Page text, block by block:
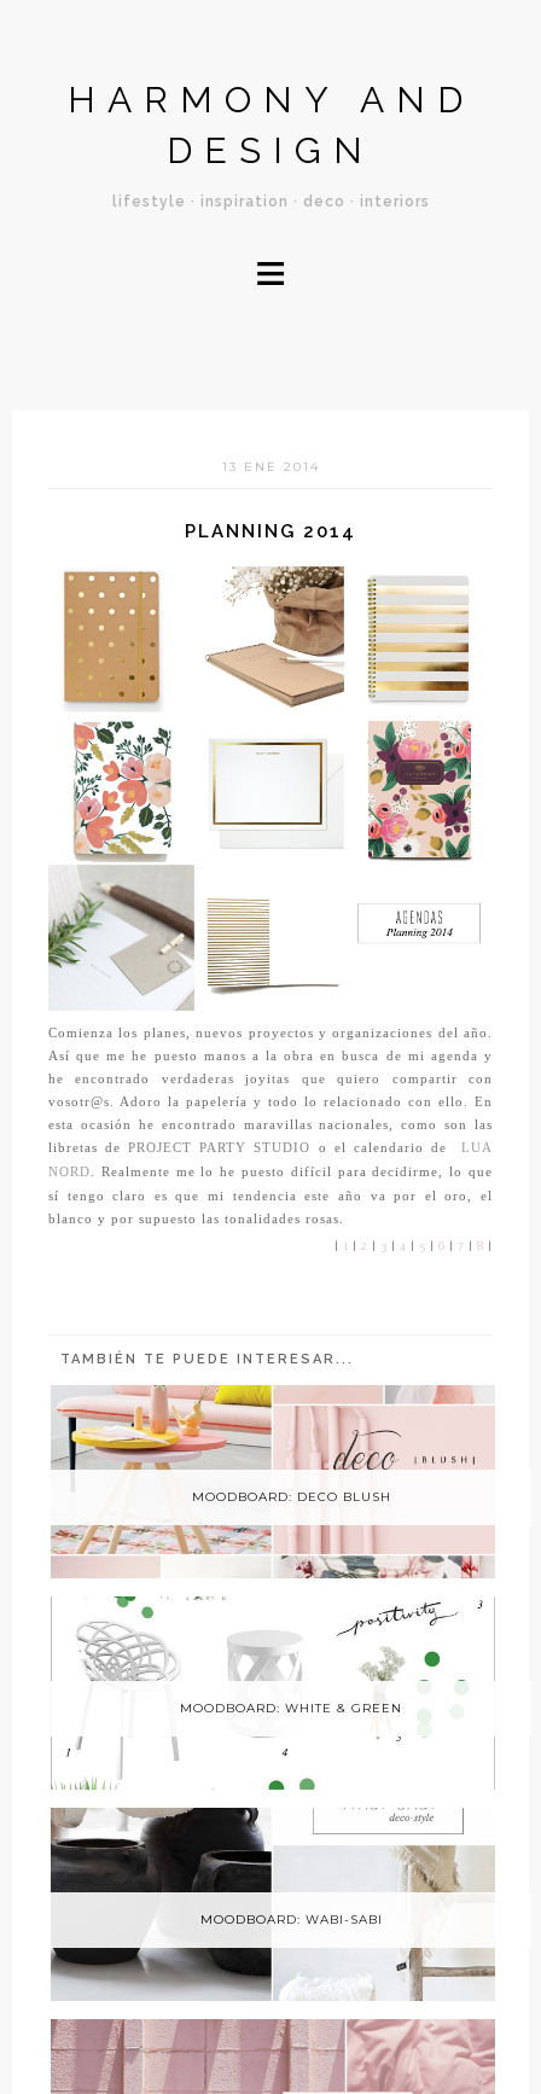
HARMONY AND
DESIGN
lifestyle · inspiration · deco · interiors
≡
13 ENE 2014
PLANNING 2014
Comienza los planes, nuevos proyectos y organizaciones del año.
Así que me he puesto manos a la obra en busca de mi agenda y
he encontrado verdaderas joyitas que quiero compartir con
vosotr@s. Adoro la papelería y todo lo relacionado con ello. En
esta ocasión he encontrado maravillas nacionales, como son las
libretas dePROJECT PARTY STUDIO o el calendario de
LUA
NORD . Realmente me lo he puesto difícil para decidirme, lo que
sí tengo claro es que mi tendencia este año va por el oro, el
blanco y por supuesto las tonalidades rosas.
1 2 3 4 5 6 7 8
TAMBIÉN TE PUEDE INTERESAR...
MOODBOARD: DECO BLUSH
MOODBOARD: WHITE & GREEN
MOODBOARD: WABI-SABI